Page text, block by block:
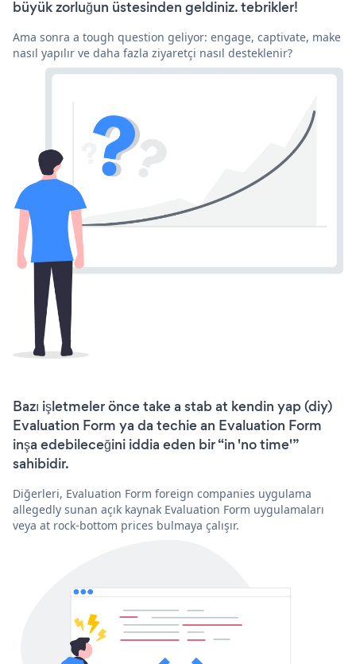
büyük zorluğun üstesinden geldiniz. tebrikler!
Ama sonra a tough question geliyor: engage, captivate, make
nasıl yapılır ve daha fazla ziyaretçi nasıl desteklenir?
Bazı işletmeler önce take a stab at kendin yap (diy)
Evaluation Form ya da techie an Evaluation Form
inşa edebileceğini iddia eden bir “in 'no time'”
sahibidir.
Diğerleri, Evaluation Form foreign companies uygulama
allegedly sunan açık kaynak Evaluation Form uygulamaları
veya at rock-bottom prices bulmaya çalışır.